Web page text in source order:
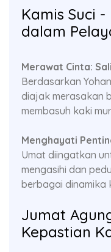
Kamis Suci
dalam
Merawat Cinta:
Berdasarkan
diajak merasakan
membasuh kaki
Menghayati
Umat diingatkan
mengasihi dan
berbagai dinamika
Jumat
Kepastian